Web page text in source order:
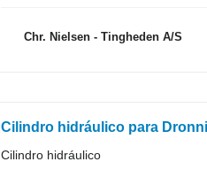
Chr. Nielsen - Tingheden A/S
Cilindro hidráulico para
Cilindro hidráulico